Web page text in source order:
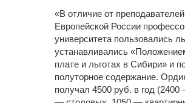
«В отличие от
Европейской России
университета пользовались
устанавливались
плате и льготах в Сибири» и
полуторное содержание.
получал 4500 руб. в год